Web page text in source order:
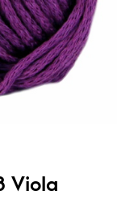
Viola